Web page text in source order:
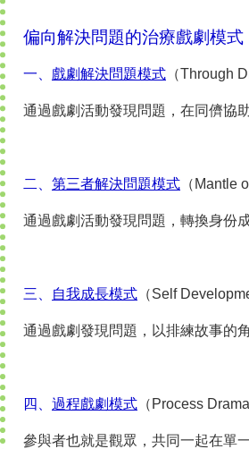
偏向解決問題的治療戲劇模式
一、 戲劇解決問題模式 （Through
通過戲劇活動發現問題，在同儕協
二、 第三者解決問題模式 （Mantle
通過戲劇活動發現問題，轉換身份
三、 自我成長模式 （Self
通過戲劇發現問題，以排練故事的
四、 過程戲劇模式 （Process
參與者也就是觀眾，共同一起在單